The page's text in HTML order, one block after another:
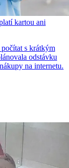
kartou ani
s krátkým
odstávku
na internetu.